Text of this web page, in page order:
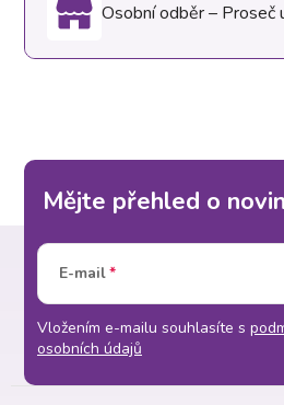
Osobní odběr – Proseč
Mějte přehled o
E-mail
Vložením e-mailu souhlasíte s
osobních údajů